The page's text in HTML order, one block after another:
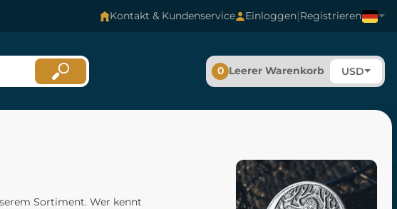
Kontakt & Kundenservice Einloggen|Registrieren
0 Leerer Warenkorb USD
Sortiment. Wer kennt